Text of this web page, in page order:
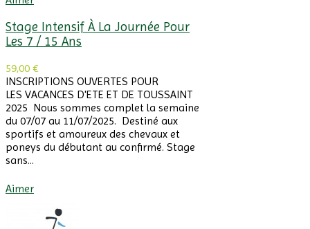
Stage Intensif À La Journée Pour
Les 7 / 15 Ans
59,00 €
INSCRIPTIONS OUVERTES POUR
LES VACANCES D'ETE ET DE TOUSSAINT
2025 Nous sommes complet la semaine
du 07/07 au 11/07/2025. Destiné aux
sportifs et amoureux des chevaux et
poneys du débutant au confirmé. Stage
sans...
Aimer